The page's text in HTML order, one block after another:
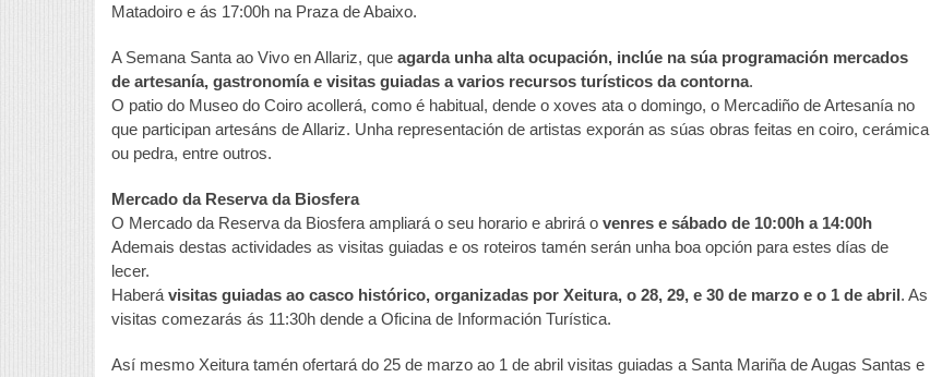
Matadoiro e ás 17:00h na Praza de Abaixo.
A Semana Santa ao Vivo en Allariz, que agarda unha alta ocupación, inclúe na súa programación mercados
de artesanía, gastronomía e visitas guiadas a varios recursos turísticos da contorna.
O patio do Museo do Coiro acollerá, como é habitual, dende o xoves ata o domingo, o Mercadiño de Artesanía no
que participan artesáns de Allariz. Unha representación de artistas exporán as súas obras feitas en coiro, cerámica
ou pedra, entre outros.
Mercado da Reserva da Biosfera
O Mercado da Reserva da Biosfera ampliará o seu horario e abrirá o venres e sábado de 10:00h a 14:00h
Ademais destas actividades as visitas guiadas e os roteiros tamén serán unha boa opción para estes días de
lecer.
Haberá visitas guiadas ao casco histórico, organizadas por Xeitura, o 28, 29, e 30 de marzo e o 1 de abril. As
visitas comezarás ás 11:30h dende a Oficina de Información Turística.
Así mesmo Xeitura tamén ofertará do 25 de marzo ao 1 de abril visitas guiadas a Santa Mariña de Augas Santas e